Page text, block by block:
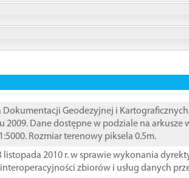
Geodezyjnej i
Dane dostępne w podziale na arkusze
Rozmiar terenowy piksela 0.5m.
listopada 2010 r. w sprawie wykonania
zbiorów i usług danych